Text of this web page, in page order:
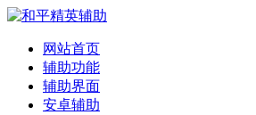
网站首页
辅助功能
辅助界面
安卓辅助